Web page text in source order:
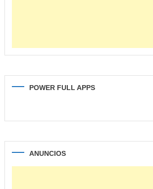
POWER FULL APPS
ANUNCIOS